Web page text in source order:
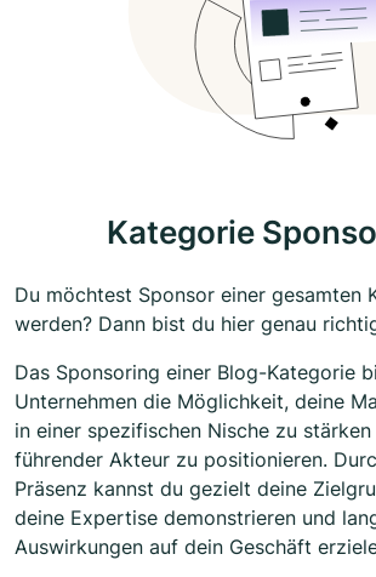
Kategorie
Du möchtest Sponsor einer gesamten
werden? Dann bist du hier genau
Das Sponsoring einer Blog-Kategorie
Unternehmen die Möglichkeit, deine
in einer spezifischen Nische zu
führender Akteur zu positionieren.
Präsenz kannst du gezielt deine
deine Expertise demonstrieren und
Auswirkungen auf dein Geschäft